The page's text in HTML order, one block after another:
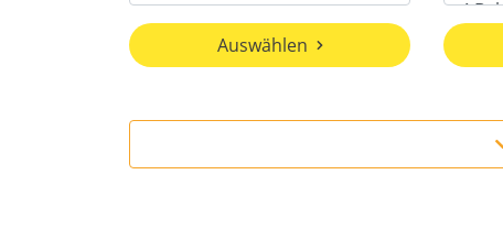
Auswählen